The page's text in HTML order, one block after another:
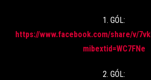
1. GÓL:
https://www.facebook.com/share/v/
mibextid=WC7FNe
2. GÓL: